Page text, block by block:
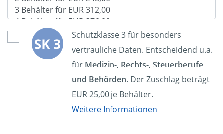
Schutzklasse 3 für besonders
vertrauliche Daten. Entscheidend u.a.
für Medizin-, Rechts-, Steuerberufe
und Behörden. Der Zuschlag beträgt
EUR 25,00 je Behälter.
Weitere Informationen